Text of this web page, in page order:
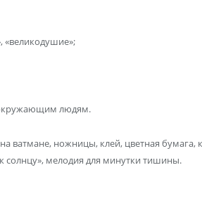
«великодушие»;
людям.
ватмане, ножницы, клей, цветная бумага,
солнцу», мелодия для минутки тишины.